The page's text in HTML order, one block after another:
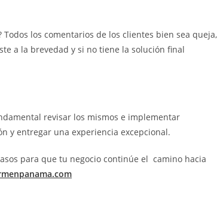
los comentarios de los clientes bien sea queja,
a la brevedad y si no tiene la solución final
revisar los mismos e implementar
y entregar una experiencia excepcional.
para que tu negocio continúe el camino hacia